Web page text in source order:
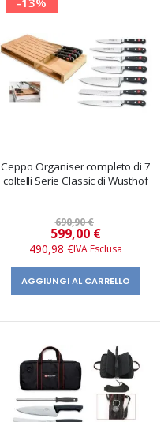
Ceppo Organiser completo di 7
coltelli Serie Classic di Wusthof
690,90 €
Prezzo
speciale
599,00 €
490,98 €
AGGIUNGI AL CARRELLO